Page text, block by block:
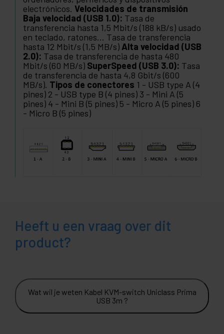
electrónicos. Velocidades de transmisión
Baja velocidad (USB 1.0): Tasa de
transferencia hasta 1,5 Mbit/s (188 kB/s) usado
en teclado, ratones... Tasa de transferencia
hasta 12 Mbit/s (1,5 MB/s) Alta velocidad (USB
2.0): Tasa de transferencia de hasta 480
Mbit/s (60 MB/s) SuperSpeed (USB 3.0): Tasa
de transferencia de hasta 4,8 Gbit/s (600
MB/s). Tipos de conectores 1 - USB type A (4
pines) 2 - USB type B (4 pines) 3 - Mini A (5
pines) 4 - Mini B (5 pines) 5 - Micro A (5 pines) 6
- Micro B (5 pines)
Heeft u een vraag over dit
product?
Wat wil je weten Kabel KVM-switch Uniclass Prima
USB 3m ?